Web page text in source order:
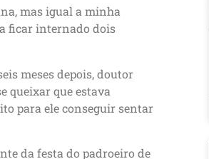
mas igual a minha
ficar internado dois
meses depois, doutor
queixar que estava
para ele conseguir sentar
da festa do padroeiro de